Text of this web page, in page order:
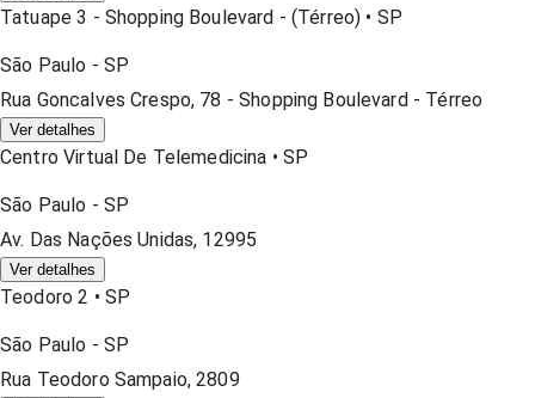
Tatuape 3 - Shopping Boulevard - (térreo) • SP
São Paulo - SP
Rua Goncalves Crespo, 78 - Shopping Boulevard - Térreo
Ver detalhes
Centro Virtual De Telemedicina • SP
São Paulo - SP
Av. Das Nações Unidas, 12995
Ver detalhes
Teodoro 2 • SP
São Paulo - SP
Rua Teodoro Sampaio, 2809